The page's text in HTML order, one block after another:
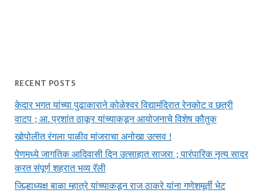
RECENT POSTS
केदार भगत यांच्या पुढाकाराने कोळेश्वर विद्यामंदिरात रेनकोट व छत्री
वाटप ; आ. प्रशांत ठाकूर यांच्याकडून आयोजनाचे विशेष कौतुक
खोपोलीत रंगला पाळीव मांजराचा अनोखा उत्सव !
पेणमध्ये जागतिक आदिवासी दिन उत्साहात साजरा ; पारंपारिक नृत्य सादर
करत संपूर्ण शहरात भव्य रॅली
जिल्हाध्यक्ष बाळा म्हात्रे यांच्याकडून राज ठाकरे यांना गणेशमूर्ती भेट